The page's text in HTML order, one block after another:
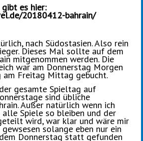
es hier:
20180412-bahrain/
nach Südostasien. Also rein
Dieses Mal sollte auf dem
mitgenommen werden. Die
war am Donnerstag Morgen
am Freitag Mittag gebucht.
gesamte Spieltag auf
sind übliche
Außer natürlich wenn ich
alle Spiele so bleiben und der
wird, war klar und wäre mir
solange eben nur ein
Donnerstag statt gefunden